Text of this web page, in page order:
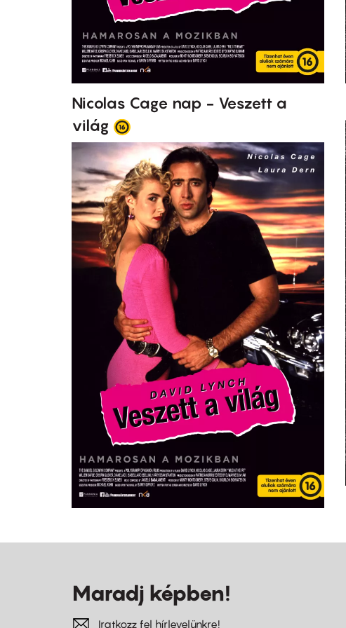
Nicolas Cage nap - Veszett a
világ
Maradj képben!
Iratkozz fel hírlevelünkre!